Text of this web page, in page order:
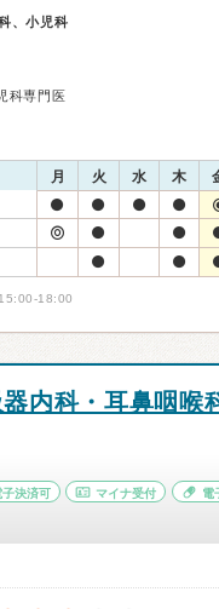
、小児科
科専門医
月 火 水 木
15:00-18:00
内科・耳鼻咽喉
子決済可 マイナ受付 電